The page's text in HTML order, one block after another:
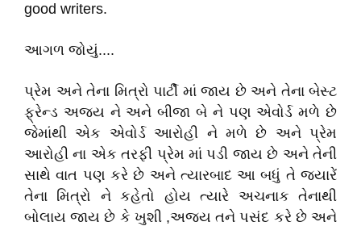
good writers.
આગળ જોયું....
પ્રેમ અને તેના મિત્રો પાર્ટી માં જાય છે અને તેના બેસ્ટ
ફ્રેન્ડ અજય ને અને બીજા બે ને પણ એવોર્ડ મળે છે
જેમાંથી એક એવોર્ડ આરોહી ને મળે છે અને પ્રેમ
આરોહી ના એક તરફી પ્રેમ માં પડી જાય છે અને તેની
સાથે વાત પણ કરે છે અને ત્યારબાદ આ બધું તે જ્યારેં
તેના મિત્રો ને કહેતો હોય ત્યારે અચનાક તેનાથી
બોલાય જાય છે કે ખુશી ,અજય તને પસંદ કરે છે અને